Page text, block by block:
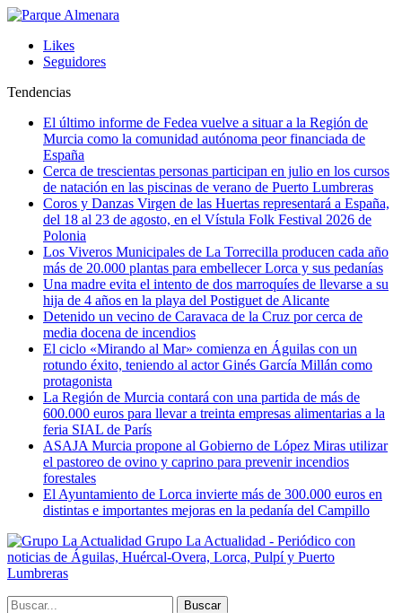
Likes
Seguidores
Tendencias
El último informe de Fedea vuelve a situar a la Región de
Murcia como la comunidad autónoma peor financiada de
España
Cerca de trescientas personas participan en julio en los cursos
de natación en las piscinas de verano de Puerto Lumbreras
Coros y Danzas Virgen de las Huertas representará a España,
del 18 al 23 de agosto, en el Vístula Folk Festival 2026 de
Polonia
Los Viveros Municipales de La Torrecilla producen cada año
más de 20.000 plantas para embellecer Lorca y sus pedanías
Una madre evita el intento de dos marroquíes de llevarse a su
hija de 4 años en la playa del Postiguet de Alicante
Detenido un vecino de Caravaca de la Cruz por cerca de
media docena de incendios
El ciclo «Mirando al Mar» comienza en Águilas con un
rotundo éxito, teniendo al actor Ginés García Millán como
protagonista
La Región de Murcia contará con una partida de más de
600.000 euros para llevar a treinta empresas alimentarias a la
feria SIAL de París
ASAJA Murcia propone al Gobierno de López Miras utilizar
el pastoreo de ovino y caprino para prevenir incendios
forestales
El Ayuntamiento de Lorca invierte más de 300.000 euros en
distintas e importantes mejoras en la pedanía del Campillo
Grupo La Actualidad - Periódico con
noticias de Águilas, Huércal-Overa, Lorca, Pulpí y Puerto
Lumbreras